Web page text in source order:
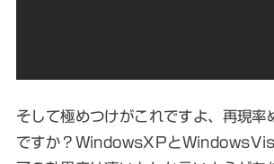
そして極めつけがこれですよ、再現率
ですか？WindowsXPと